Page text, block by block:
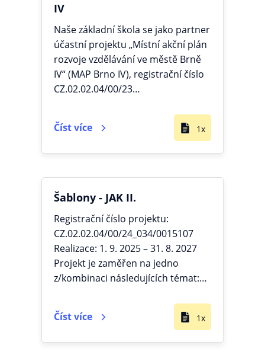
IV
Naše základní škola se jako partner
účastní projektu „Místní akční plán
rozvoje vzdělávání ve městě Brně
IV“ (MAP Brno IV), registrační číslo
CZ.02.02.04/00/23…
Číst více 1x
Šablony - JAK II.
Registrační číslo projektu:
CZ.02.02.04/00/24_034/0015107
Realizace: 1. 9. 2025 – 31. 8. 2027
Projekt je zaměřen na jedno
z/kombinaci následujících témat:…
Číst více 1x